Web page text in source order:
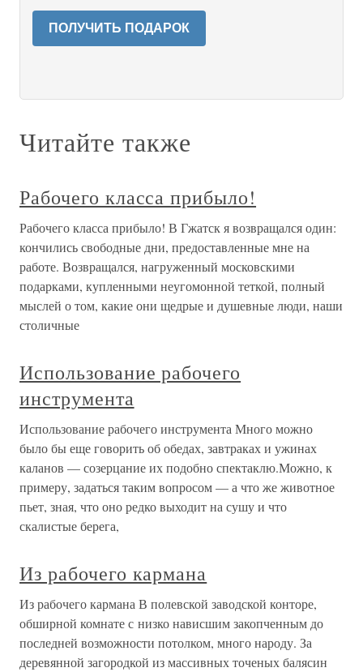
ПОЛУЧИТЬ ПОДАРОК
Читайте также
Рабочего класса прибыло!
Рабочего класса прибыло! В Гжатск я возвращался один:
кончились свободные дни, предоставленные мне на
работе. Возвращался, нагруженный московскими
подарками, купленными неугомонной теткой, полный
мыслей о том, какие они щедрые и душевные люди, наши
столичные
Использование рабочего
инструмента
Использование рабочего инструмента Много можно
было бы еще говорить об обедах, завтраках и ужинах
каланов — созерцание их подобно спектаклю.Можно, к
примеру, задаться таким вопросом — а что же животное
пьет, зная, что оно редко выходит на сушу и что
скалистые берега,
Из рабочего кармана
Из рабочего кармана В полевской заводской конторе,
обширной комнате с низко нависшим закопченным до
последней возможности потолком, много народу. За
деревянной загородкой из массивных точеных балясин